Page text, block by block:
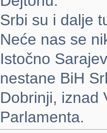
Srbi su i dalje
Neće nas se
Istočno
nestane BiH
Dobrinji, iznad
Parlamenta.